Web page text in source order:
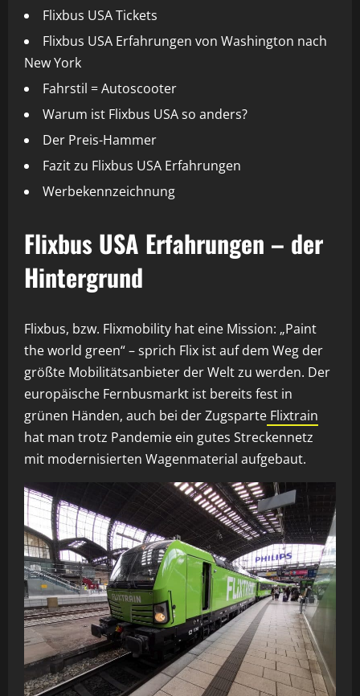
Flixbus USA Tickets
Flixbus USA Erfahrungen von Washington nach
New York
Fahrstil = Autoscooter
Warum ist Flixbus USA so anders?
Der Preis-Hammer
Fazit zu Flixbus USA Erfahrungen
Werbekennzeichnung
Flixbus USA Erfahrungen – der
Hintergrund
Flixbus, bzw. Flixmobility hat eine Mission: „Paint
the world green“ – sprich Flix ist auf dem Weg der
größte Mobilitätsanbieter der Welt zu werden. Der
europäische Fernbusmarkt ist bereits fest in
grünen Händen, auch bei der Zugsparte Flixtrain
hat man trotz Pandemie ein gutes Streckennetz
mit modernisierten Wagenmaterial aufgebaut.